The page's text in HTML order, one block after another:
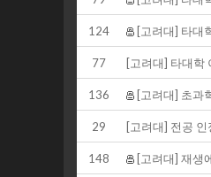
124 [고려대] 타대
77 [고려대] 타대학
136 [고려대] 초과
29 [고려대] 전공
148 [고려대] 재생